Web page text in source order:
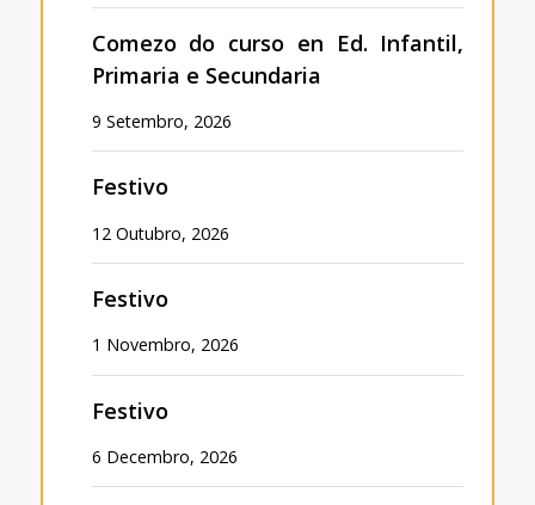
Comezo do curso en Ed. Infantil,
Primaria e Secundaria
9 Setembro, 2026
Festivo
12 Outubro, 2026
Festivo
1 Novembro, 2026
Festivo
6 Decembro, 2026